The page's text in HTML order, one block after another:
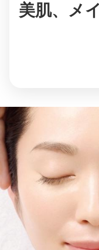
美肌、メ